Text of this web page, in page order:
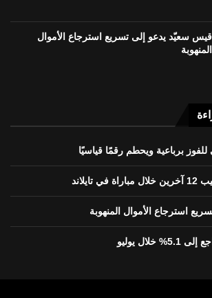
قيس سعيّد يدعو إلى تسريع استرجاع الأموال
المنهوبة
برباعية ويحطم رقمًا قياسيًا
استرجاع الأموال المنهوبة
يوليو